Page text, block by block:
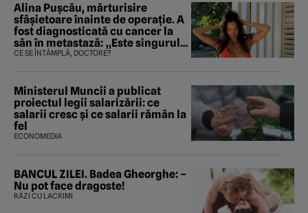
Alina Pușcău, mărturisire
sfâșietoare înainte de operație. A
fost diagnosticată cu cancer la
sân în metastază: „Este singurul
tratament care o să mă ajute să
CE SE ÎNTÂMPLĂ, DOCTORE?
Ministerul Muncii a publicat
proiectul legii salarizării: ce
salarii cresc și ce salarii rămân la
fel
ECONOMEDIA
BANCUL ZILEI. Badea Gheorghe: –
Nu pot face dragoste!
RÂZI CU LACRIMI